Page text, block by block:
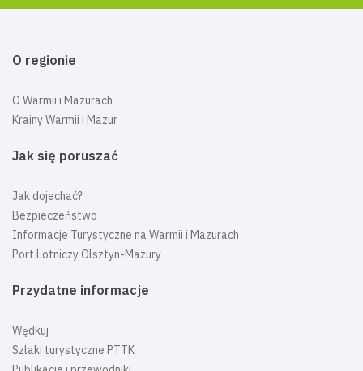
O regionie
O Warmii i Mazurach
Krainy Warmii i Mazur
Jak się poruszać
Jak dojechać?
Bezpieczeństwo
Informacje Turystyczne na Warmii i Mazurach
Port Lotniczy Olsztyn-Mazury
Przydatne informacje
Wędkuj
Szlaki turystyczne PTTK